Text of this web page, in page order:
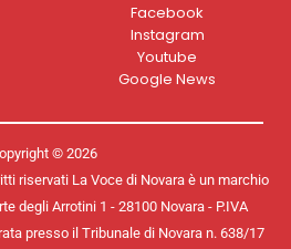
Facebook
Instagram
Youtube
Google News
© 2026
riservati La Voce di Novara è un marchio
degli Arrotini 1 - 28100 Novara - P.IVA
presso il Tribunale di Novara n. 638/17